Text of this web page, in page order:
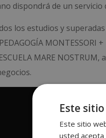
dispondrá de un servicio
los estudios y
MONTESSORI
MARE
Este
Este sitio
usted acepta